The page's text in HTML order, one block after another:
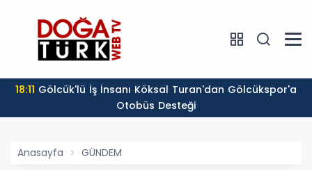
18:11
Otobüs Desteği
Anasayfa GÜNDEM